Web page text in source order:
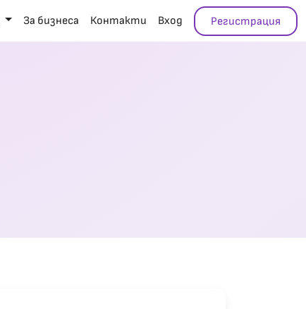
За бизнеса Контакти Вход Регистрация